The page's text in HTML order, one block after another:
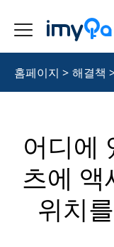
홈페이지 > 해결책
어디에
츠에 액
위치